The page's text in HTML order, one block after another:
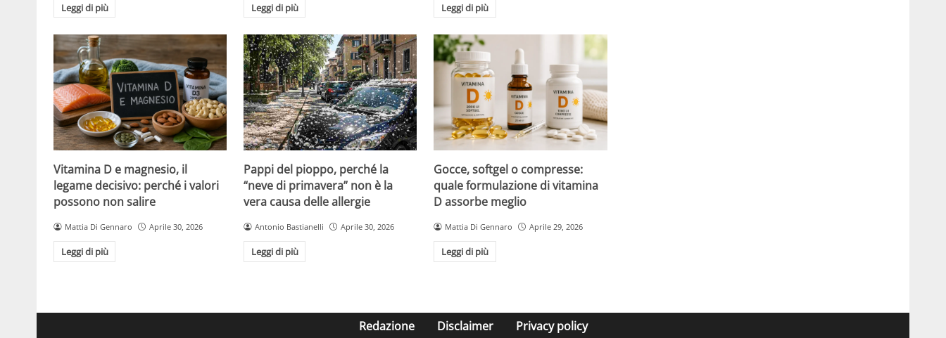
Leggi di più Leggi di più Leggi di più
Vitamina D e magnesio, il
legame decisivo: perché i valori
possono non salire
Mattia Di Gennaro Aprile 30, 2026
Leggi di più
Pappi del pioppo, perché la
“neve di primavera” non è la
vera causa delle allergie
Antonio Bastianelli Aprile 30, 2026
Leggi di più
Gocce, softgel o compresse:
quale formulazione di vitamina
D assorbe meglio
Mattia Di Gennaro Aprile 29, 2026
Leggi di più
Redazione Disclaimer Privacy policy